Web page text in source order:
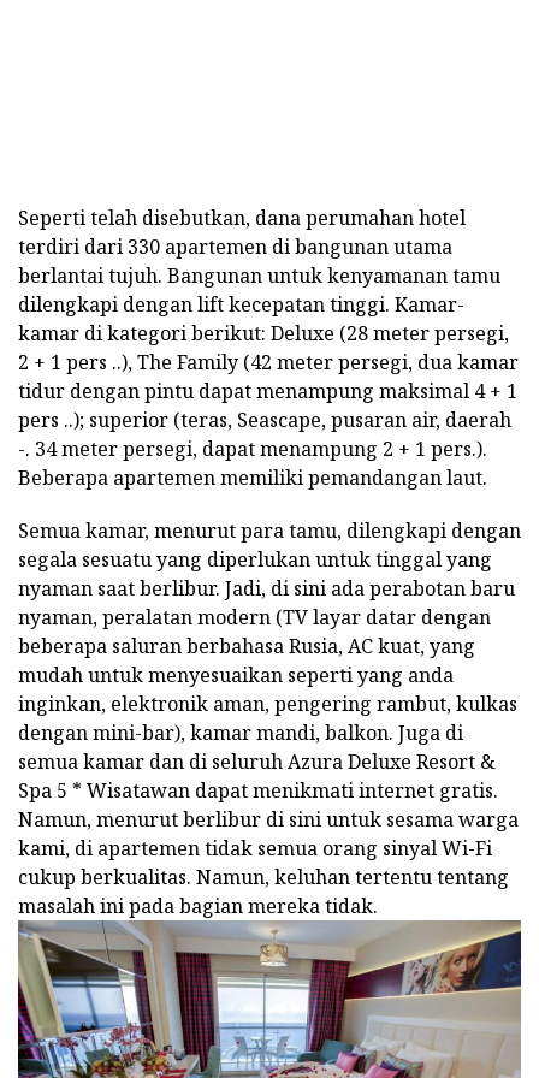
Seperti telah disebutkan, dana perumahan hotel
terdiri dari 330 apartemen di bangunan utama
berlantai tujuh. Bangunan untuk kenyamanan tamu
dilengkapi dengan lift kecepatan tinggi. Kamar-
kamar di kategori berikut: Deluxe (28 meter persegi,
2 + 1 pers ..), The Family (42 meter persegi, dua kamar
tidur dengan pintu dapat menampung maksimal 4 + 1
pers ..); superior (teras, Seascape, pusaran air, daerah
-. 34 meter persegi, dapat menampung 2 + 1 pers.).
Beberapa apartemen memiliki pemandangan laut.
Semua kamar, menurut para tamu, dilengkapi dengan
segala sesuatu yang diperlukan untuk tinggal yang
nyaman saat berlibur. Jadi, di sini ada perabotan baru
nyaman, peralatan modern (TV layar datar dengan
beberapa saluran berbahasa Rusia, AC kuat, yang
mudah untuk menyesuaikan seperti yang anda
inginkan, elektronik aman, pengering rambut, kulkas
dengan mini-bar), kamar mandi, balkon. Juga di
semua kamar dan di seluruh Azura Deluxe Resort &
Spa 5 * Wisatawan dapat menikmati internet gratis.
Namun, menurut berlibur di sini untuk sesama warga
kami, di apartemen tidak semua orang sinyal Wi-Fi
cukup berkualitas. Namun, keluhan tertentu tentang
masalah ini pada bagian mereka tidak.